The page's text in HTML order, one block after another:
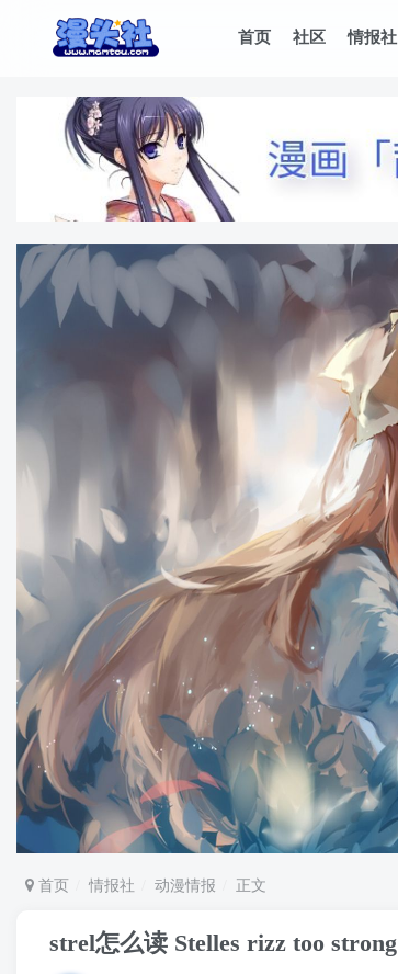
首页 社区 情报社
首页 情报社 动漫情报 正文
strel怎么读 Stelles rizz too strong